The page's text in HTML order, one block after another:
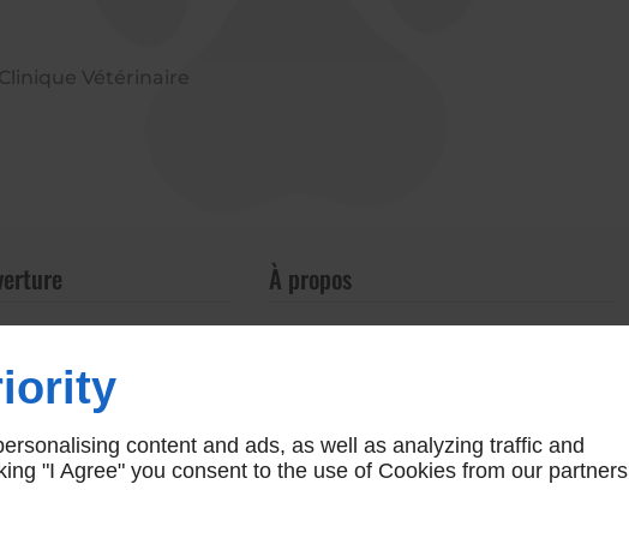
Vétérinaire
À propos
content and ads, as well as analyzing traffic and
"I Agree" you consent to the use of Cookies from our partners